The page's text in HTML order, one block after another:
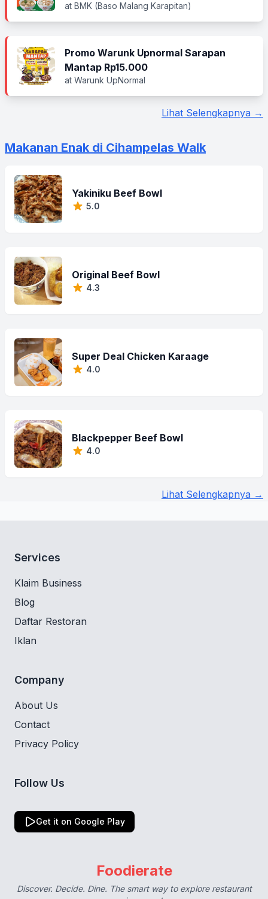
at BMK (Baso Malang Karapitan)
Promo Warunk Upnormal Sarapan
Mantap Rp15.000
at Warunk UpNormal
Lihat Selengkapnya →
Makanan Enak di Cihampelas Walk
Yakiniku Beef Bowl
5.0
Original Beef Bowl
4.3
Super Deal Chicken Karaage
4.0
Blackpepper Beef Bowl
4.0
Lihat Selengkapnya →
Services
Klaim Business
Blog
Daftar Restoran
Iklan
Company
About Us
Contact
Privacy Policy
Follow Us
Get it on Google Play
Foodierate
Discover. Decide. Dine. The smart way to explore restaurant